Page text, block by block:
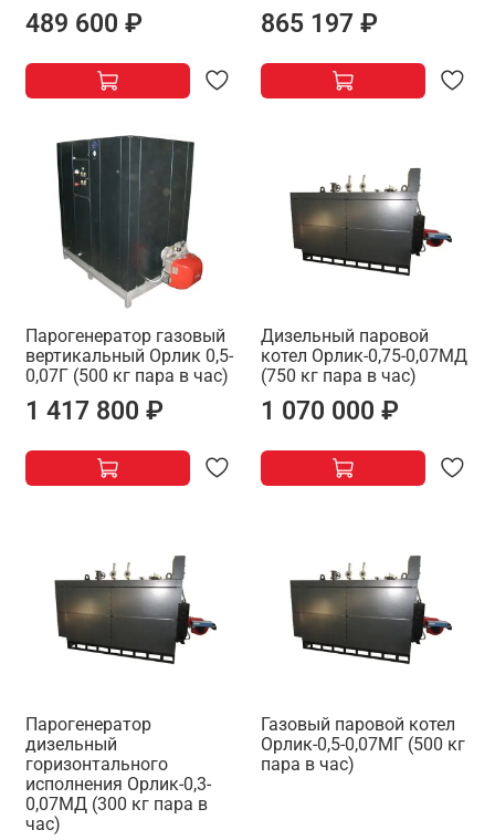
489 600 ₽ 865 197 ₽
Парогенератор газовый
вертикальный Орлик 0,5-
0,07Г (500 кг пара в час)
1 417 800 ₽
Дизельный паровой
котел Орлик-0,75-0,07МД
(750 кг пара в час)
1 070 000 ₽
Парогенератор
дизельный
горизонтального
исполнения Орлик-0,3-
0,07МД (300 кг пара в
час)
Газовый паровой котел
Орлик-0,5-0,07МГ (500 кг
пара в час)